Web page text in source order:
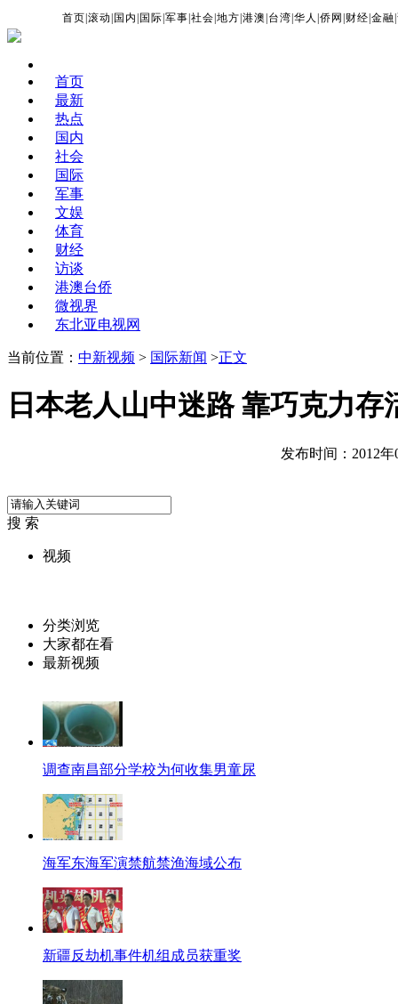
首页 |滚动 国内 国际 |军事 |社会 |地方 |港澳 台湾 |华人 |侨网 财经 |金融 |
首页
最新
热点
国内
社会
国际
军事
文娱
体育
财经
访谈
港澳台侨
微视界
东北亚电视网
当前位置： 中新视频 > 国际新闻 >正文
日本老人山中迷路 靠巧克力存
发布时间：2012年
搜 索
视频
分类浏览
大家都在看
最新视频
调查南昌部分学校为何收集男童尿
海军东海军演禁航禁渔海域公布
新疆反劫机事件机组成员获重奖